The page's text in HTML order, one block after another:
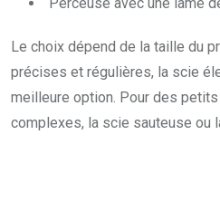
Le choix dépend de la taille du
précises et régulières, la scie
meilleure option. Pour des
complexes, la scie sauteuse ou